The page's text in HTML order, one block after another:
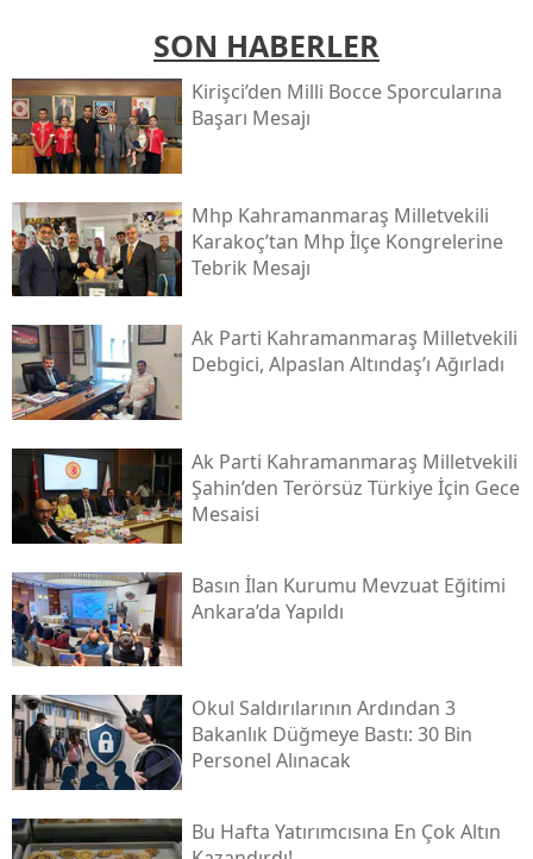
SON HABERLER
Kirişci’den Milli Bocce Sporcularına
Başarı Mesajı
Mhp Kahramanmaraş Milletvekili
Karakoç’tan Mhp İlçe Kongrelerine
Tebrik Mesajı
Ak Parti Kahramanmaraş Milletvekili
Debgici, Alpaslan Altındaş’ı Ağırladı
Ak Parti Kahramanmaraş Milletvekili
Şahin’den Terörsüz Türkiye İçin Gece
Mesaisi
Basın İlan Kurumu Mevzuat Eğitimi
Ankara’da Yapıldı
Okul Saldırılarının Ardından 3
Bakanlık Düğmeye Bastı: 30 Bin
Personel Alınacak
Bu Hafta Yatırımcısına En Çok Altın